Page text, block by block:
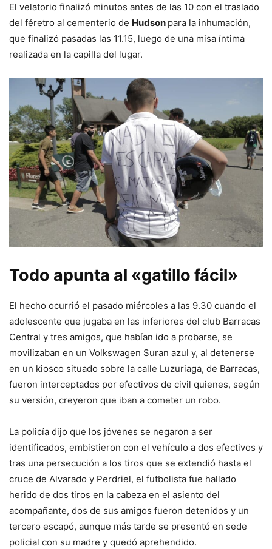
El velatorio finalizó minutos antes de las 10 con el traslado
del féretro al cementerio de Hudson para la inhumación,
que finalizó pasadas las 11.15, luego de una misa íntima
realizada en la capilla del lugar.
Todo apunta al «gatillo fácil»
El hecho ocurrió el pasado miércoles a las 9.30 cuando el
adolescente que jugaba en las inferiores del club Barracas
Central y tres amigos, que habían ido a probarse, se
movilizaban en un Volkswagen Suran azul y, al detenerse
en un kiosco situado sobre la calle Luzuriaga, de Barracas,
fueron interceptados por efectivos de civil quienes, según
su versión, creyeron que iban a cometer un robo.
La policía dijo que los jóvenes se negaron a ser
identificados, embistieron con el vehículo a dos efectivos y
tras una persecución a los tiros que se extendió hasta el
cruce de Alvarado y Perdriel, el futbolista fue hallado
herido de dos tiros en la cabeza en el asiento del
acompañante, dos de sus amigos fueron detenidos y un
tercero escapó, aunque más tarde se presentó en sede
policial con su madre y quedó aprehendido.